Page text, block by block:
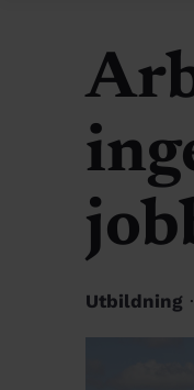
Utbildning